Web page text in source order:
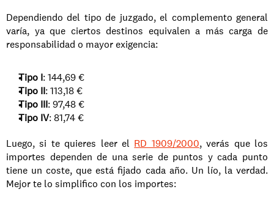
Dependiendo del tipo de juzgado, el complemento general
varía, ya que ciertos destinos equivalen a más carga de
responsabilidad o mayor exigencia:
Tipo I: 144,69 €
Tipo II: 113,18 €
Tipo III: 97,48 €
Tipo IV: 81,74 €
Luego, si te quieres leer el RD 1909/2000, verás que los
importes dependen de una serie de puntos y cada punto
tiene un coste, que está fijado cada año. Un lío, la verdad.
Mejor te lo simplifico con los importes: